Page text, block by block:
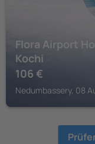
Flora Airport
Kochi
106 €
Nedumbassery, 08